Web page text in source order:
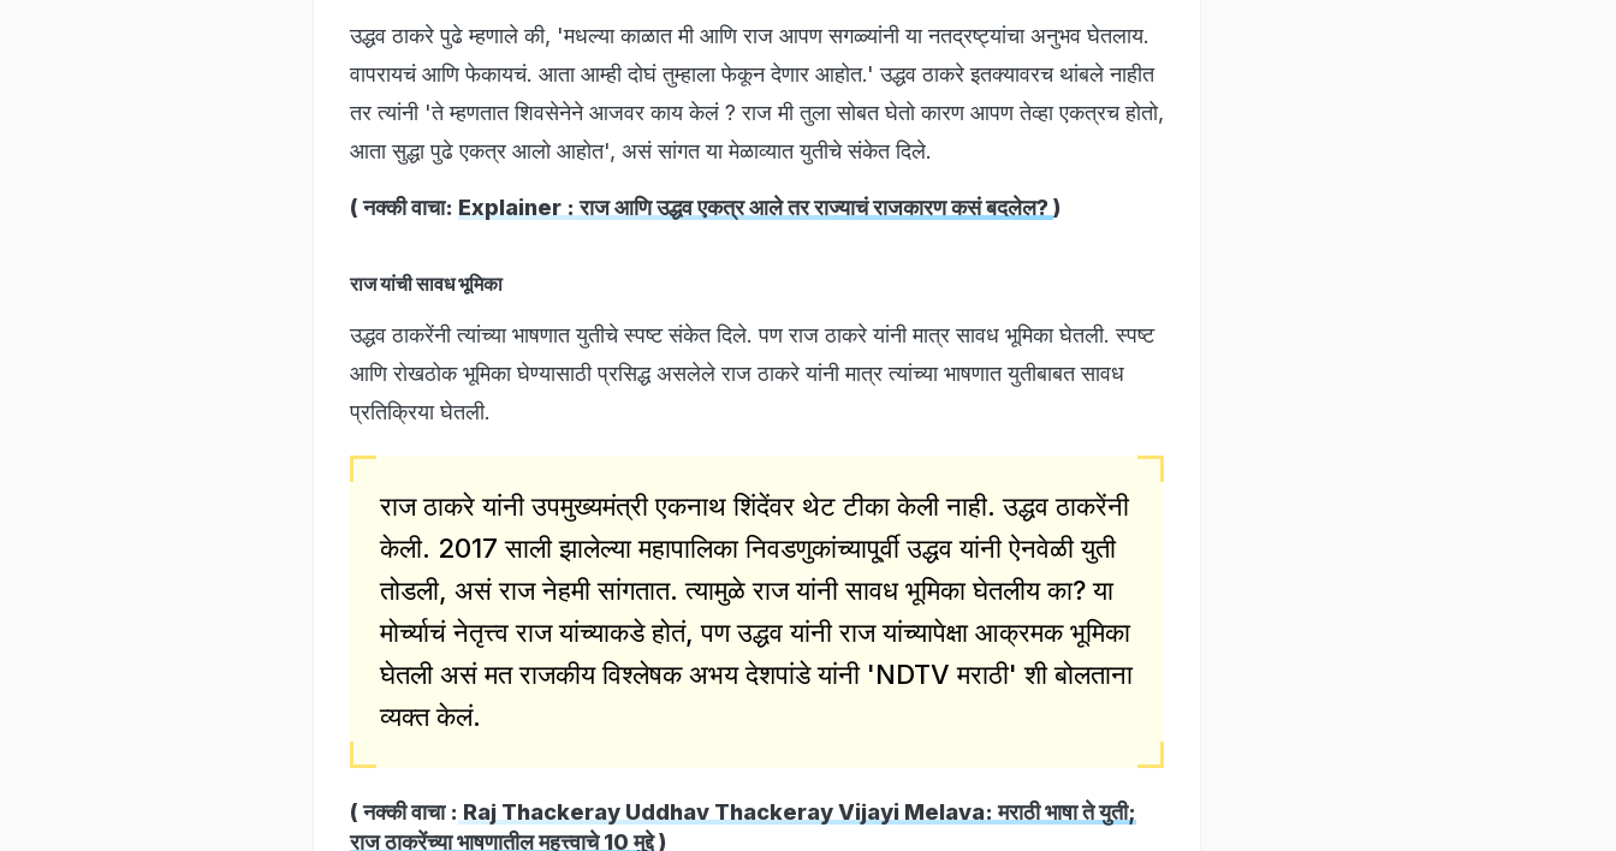
उद्धव ठाकरे पुढे म्हणाले की, 'मधल्या काळात मी आणि राज आपण सगळ्यांनी या नतद्रष्ट्यांचा अनुभव घेतलाय.
वापरायचं आणि फेकायचं. आता आम्ही दोघं तुम्हाला फेकून देणार आहोत.' उद्धव ठाकरे इतक्यावरच थांबले नाहीत
तर त्यांनी 'ते म्हणतात शिवसेनेने आजवर काय केलं ? राज मी तुला सोबत घेतो कारण आपण तेव्हा एकत्रच होतो,
आता सुद्धा पुढे एकत्र आलो आहोत', असं सांगत या मेळाव्यात युतीचे संकेत दिले.
( नक्की वाचा: Explainer : राज आणि उद्धव एकत्र आले तर राज्याचं राजकारण कसं बदलेल? )
राज यांची सावध भूमिका
उद्धव ठाकरेंनी त्यांच्या भाषणात युतीचे स्पष्ट संकेत दिले. पण राज ठाकरे यांनी मात्र सावध भूमिका घेतली. स्पष्ट
आणि रोखठोक भूमिका घेण्यासाठी प्रसिद्ध असलेले राज ठाकरे यांनी मात्र त्यांच्या भाषणात युतीबाबत सावध
प्रतिक्रिया घेतली.
राज ठाकरे यांनी उपमुख्यमंत्री एकनाथ शिंदेंवर थेट टीका केली नाही. उद्धव ठाकरेंनी
केली. 2017 साली झालेल्या महापालिका निवडणुकांच्यापू्र्वी उद्धव यांनी ऐनवेळी युती
तोडली, असं राज नेहमी सांगतात. त्यामुळे राज यांनी सावध भूमिका घेतलीय का? या
मोर्च्याचं नेतृत्त्व राज यांच्याकडे होतं, पण उद्धव यांनी राज यांच्यापेक्षा आक्रमक भूमिका
घेतली असं मत राजकीय विश्लेषक अभय देशपांडे यांनी 'NDTV मराठी' शी बोलताना
व्यक्त केलं.
( नक्की वाचा : Raj Thackeray Uddhav Thackeray Vijayi Melava: मराठी भाषा ते युती;
राज ठाकरेंच्या भाषणातील महत्त्वाचे 10 मुद्दे)